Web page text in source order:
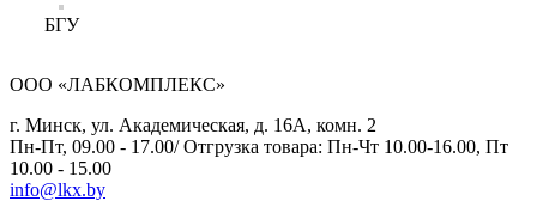
БГУ
ООО «ЛАБКОМПЛЕКС»
г. Минск, ул. Академическая, д. 16А, комн. 2
Пн-Пт, 09.00 - 17.00/ Отгрузка товара: Пн-Чт 10.00-16.00, Пт
10.00 - 15.00
info@lkx.by